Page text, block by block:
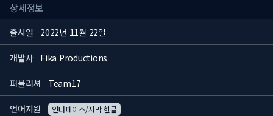
상세정보
출시일 2022년 11월 22일
개발사 Fika Productions
퍼블리셔 Team17
언어지원 인터페이스/자막 한글